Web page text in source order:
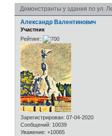
Демонстранты у здания по ул.
Александр Валентинович
Участник
Рейтинг:
Зарегистрирован: 07-04-2020
Сообщений: 10039
Уважение: +10065